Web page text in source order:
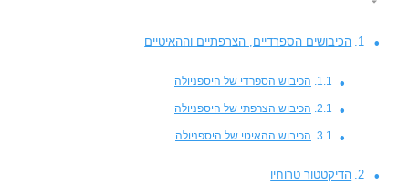
הכיבושים הספרדיים, הצרפתיים וההאיטיים
הכיבוש הספרדי של היספניולה
הכיבוש הצרפתי של היספניולה
הכיבוש ההאיטי של היספניולה
הדיקטטור טרוחיו